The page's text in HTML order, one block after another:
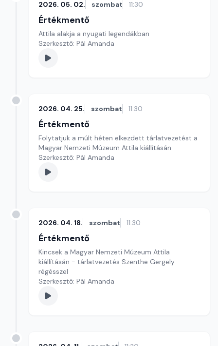
2026. 05. 02. szombat 11:30
Értékmentő
Attila alakja a nyugati legendákban
Szerkesztő: Pál Amanda
2026. 04. 25. szombat 11:30
Értékmentő
Folytatjuk a múlt héten elkezdett tárlatvezetést a
Magyar Nemzeti Múzeum Attila kiállításán
Szerkesztő: Pál Amanda
2026. 04. 18. szombat 11:30
Értékmentő
Kincsek a Magyar Nemzeti Múzeum Attila
kiállításán - tárlatvezetés Szenthe Gergely
régésszel
Szerkesztő: Pál Amanda